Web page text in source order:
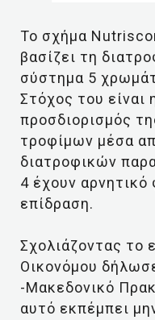
Το σχήμα
βασίζει τη
σύστημα 5
Στόχος του είναι
προσδιορισμός
τροφίμων μέσα
διατροφικών
4 έχουν αρνητικό
επίδραση.
Σχολιάζοντας το
Οικονόμου
-Μακεδονικό
αυτό εκπέμπει